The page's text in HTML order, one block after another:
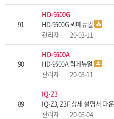
91
HD-9500G
HD-9500G 퀵메뉴얼
관리자
20-03-11
90
HD-9500A
HD-9500A 퀵메뉴얼
관리자
20-03-11
89
IQ-Z3
IQ-Z3, Z3F 상세 설명서 다
관리자
20-03-04